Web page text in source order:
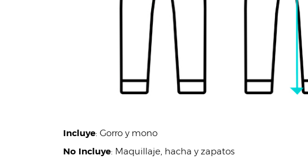
Incluye: Gorro y mono
No Incluye: Maquillaje, hacha y zapatos